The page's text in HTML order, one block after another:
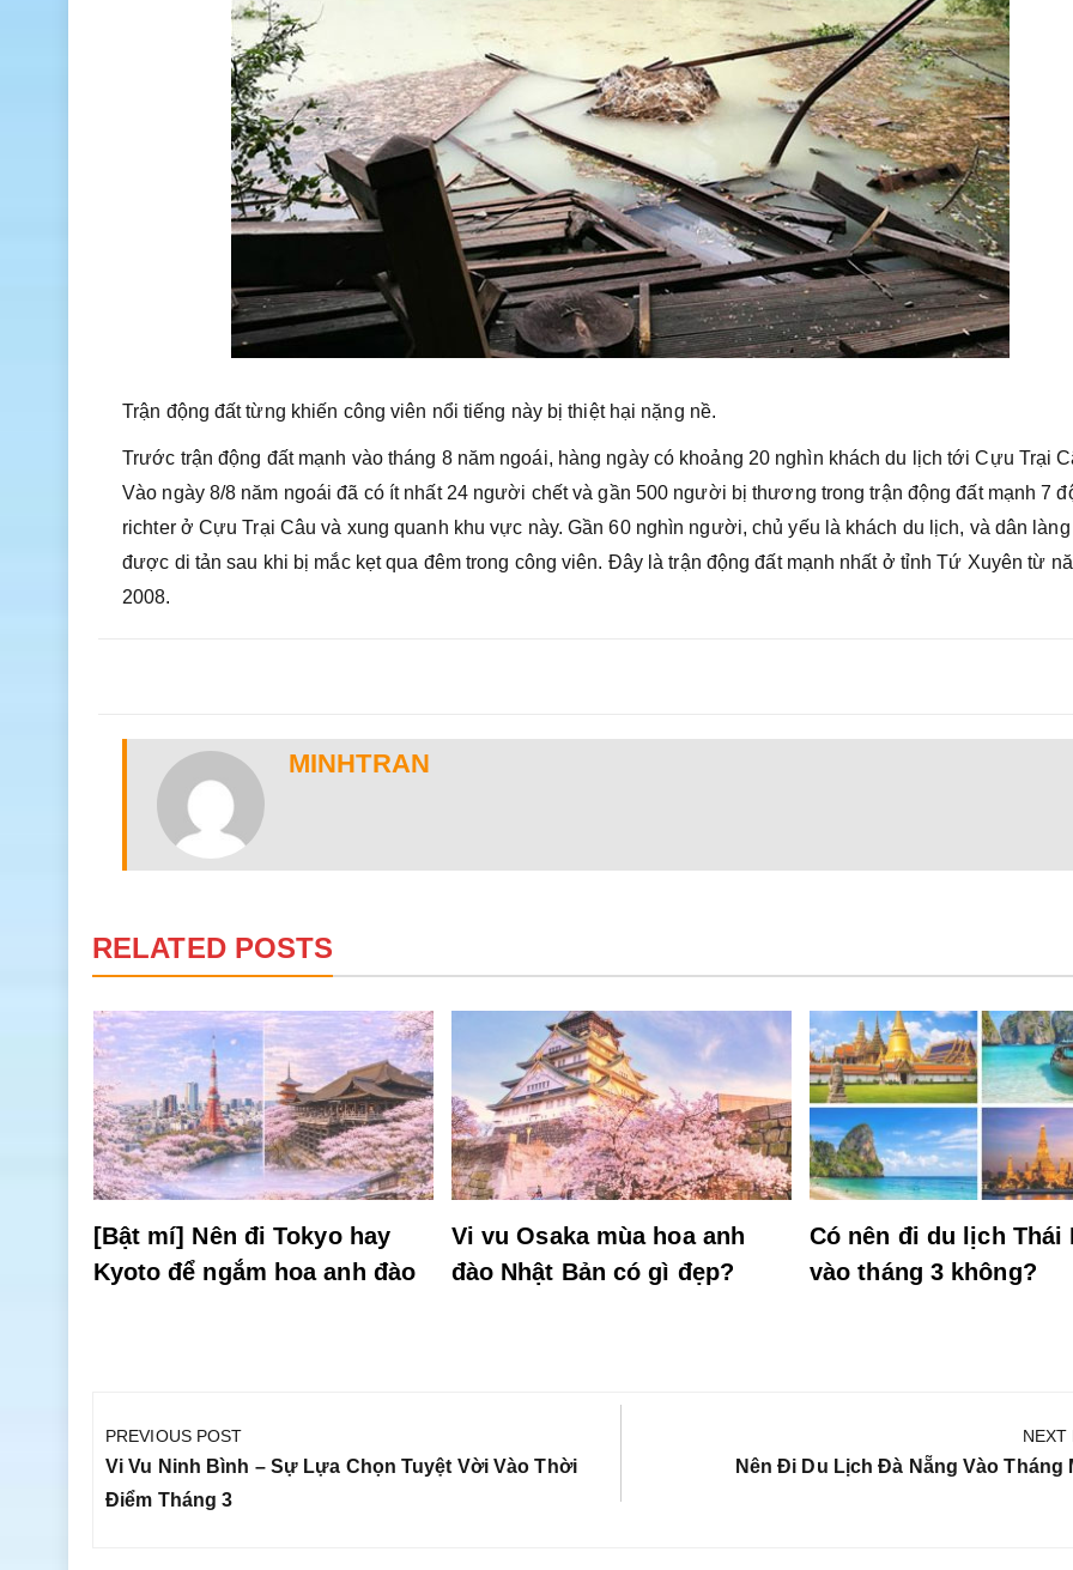
Trận động đất từng khiến công viên nổi tiếng này bị thiệt hại nặng nề.
Trước trận động đất mạnh vào tháng 8 năm ngoái, hàng ngày có khoảng 20 nghìn khách du lịch tới Cựu Trại
Vào ngày 8/8 năm ngoái đã có ít nhất 24 người chết và gần 500 người bị thương trong trận động đất mạnh 7
richter ở Cựu Trại Câu và xung quanh khu vực này. Gần 60 nghìn người, chủ yếu là khách du lịch, và dân làng
được di tản sau khi bị mắc kẹt qua đêm trong công viên. Đây là trận động đất mạnh nhất ở tỉnh Tứ Xuyên từ
2008.
MINHTRAN
RELATED POSTS
[Bật mí] Nên đi Tokyo hay
Kyoto để ngắm hoa anh đào
Vi vu Osaka mùa hoa anh
đào Nhật Bản có gì đẹp?
Có nên đi du lịch Thái
vào tháng 3 không?
hướng
bài
viết
PREVIOUS POST
Previous
Post:
Vi Vu Ninh Bình – Sự Lựa Chọn Tuyệt Vời Vào Thời
Điểm Tháng 3
NEXT
Next
Nên Đi Du Lịch Đà Nẵng Vào Tháng